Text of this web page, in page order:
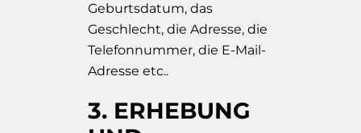
Geburtsdatum, das
Geschlecht, die Adresse, die
Telefonnummer, die E-Mail-
Adresse etc..
3. ERHEBUNG